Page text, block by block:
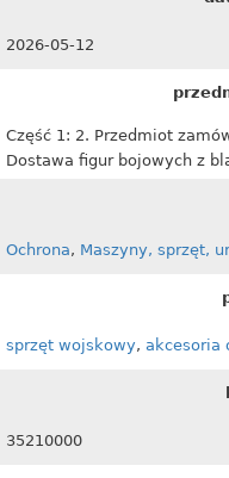
2026-05-12
Część 1: 2. Przedmiot
Dostawa figur bojowych z
Ochrona, Maszyny, sprzęt,
sprzęt wojskowy, akcesoria
35210000